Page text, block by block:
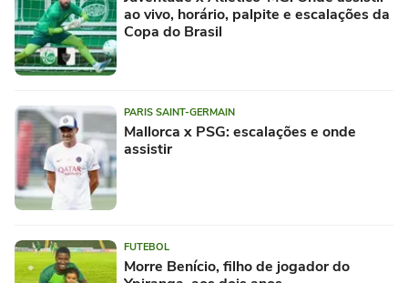
ao vivo, horário, palpite e escalações da
Copa do Brasil
PARIS SAINT-GERMAIN
Mallorca x PSG: escalações e onde
assistir
FUTEBOL
Morre Benício, filho de jogador do